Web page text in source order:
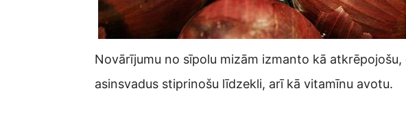
Novārījumu no sīpolu mizām izmanto kā
asinsvadus stiprinošu līdzekli, arī kā vitamīnu avotu.